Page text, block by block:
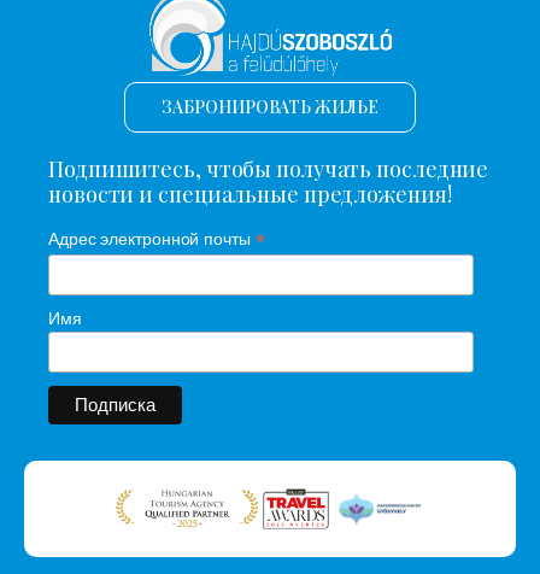
ЗАБРОНИРОВАТЬ ЖИЛЬЕ
Подпишитесь, чтобы получать последние
новости и специальные предложения!
Адрес электронной почты *
Имя